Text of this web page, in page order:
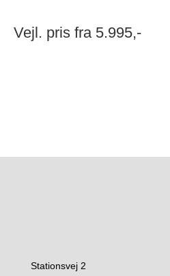
Vejl. pris fra 5.995,-
Stationsvej 2